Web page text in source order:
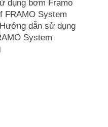
dụng bơm Framo
FRAMO System
dẫn sử dụng
System